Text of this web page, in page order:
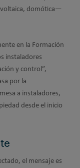
domótica—
en la Formación
instaladores
y control”,
por la
a instaladores,
desde el inicio
el mensaje es